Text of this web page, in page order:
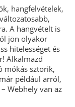
hangfelvételek,
A hangvételt is
jön olyakor
hitelességet és
Alkalmazd
mókás sztorik,
például arról,
Webhely van az